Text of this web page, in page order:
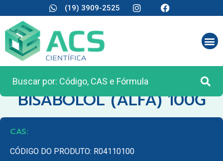
(19) 3909-2525
CATEGORIA:REAGENTES ANALÍTICOS
BISABOLOL (ALFA) 100G
CAS:
CÓDIGO DO PRODUTO: R04110100